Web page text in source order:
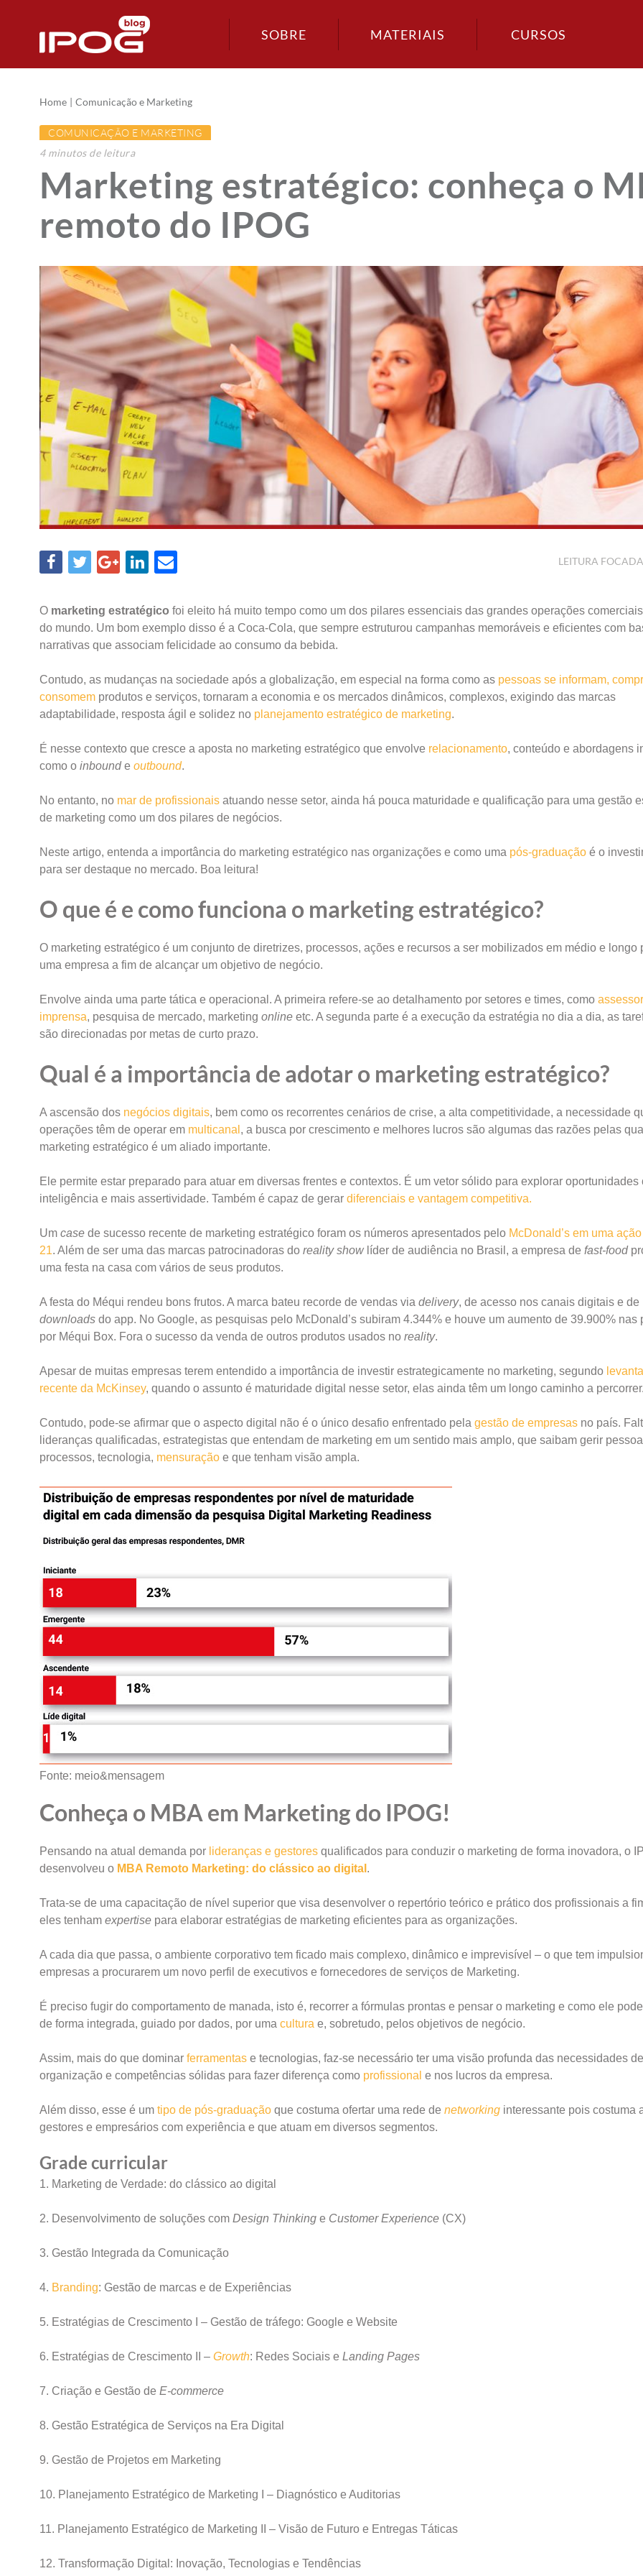
SOBRE MATERIAIS CURSOS
Home Comunicação e Marketing
COMUNICAÇÃO E MARKETING
4 minutosde leitura
Marketing estratégico: conheça o
remoto do IPOG
LEITURA FOCADA
O marketing estratégico foi eleito há muito tempo como um dos pilares essenciais das grandes operações
do mundo. Um bom exemplo disso é a Coca-Cola, que sempre estruturou campanhas memoráveis e eficientes com
narrativas que associam felicidade ao consumo da bebida.
Contudo, as mudanças na sociedade após a globalização, em especial na forma como as pessoas se informam,
consomem produtos e serviços, tornaram a economia e os mercados dinâmicos, complexos, exigindo das marcas
adaptabilidade, resposta ágil e solidez no planejamento estratégico de marketing.
É nesse contexto que cresce a aposta no marketing estratégico que envolve relacionamento, conteúdo e abordagens
como o inbounde outbound.
No entanto, no mar de profissionais atuando nesse setor, ainda há pouca maturidade e qualificação para uma gestão
de marketing como um dos pilares de negócios.
Neste artigo, entenda a importância do marketing estratégico nas organizações e como uma pós-graduação é o
para ser destaque no mercado. Boa leitura!
O que é e como funciona o marketing estratégico?
O marketing estratégico é um conjunto de diretrizes, processos, ações e recursos a ser mobilizados em médio e longo
uma empresa a fim de alcançar um objetivo de negócio.
Envolve ainda uma parte tática e operacional. A primeira refere-se ao detalhamento por setores e times, como
imprensa, pesquisa de mercado, marketing online etc. A segunda parte é a execução da estratégia no dia a dia, as
são direcionadas por metas de curto prazo.
Qual é a importância de adotar o marketing estratégico?
A ascensão dos negócios digitais, bem como os recorrentes cenários de crise, a alta competitividade, a necessidade
operações têm de operar em multicanal , a busca por crescimento e melhores lucros são algumas das razões pelas
marketing estratégico é um aliado importante.
Ele permite estar preparado para atuar em diversas frentes e contextos. É um vetor sólido para explorar oportunidades
inteligência e mais assertividade. Também é capaz de gerar diferenciais e vantagem competitiva.
Um case de sucesso recente de marketing estratégico foram os números apresentados pelo McDonald’s em uma
21. Além de ser uma das marcas patrocinadoras do reality showlíder de audiência no Brasil, a empresa de fast-food
uma festa na casa com vários de seus produtos.
A festa do Méqui rendeu bons frutos. A marca bateu recorde de vendas via delivery, de acesso nos canais digitais e de
downloads do app. No Google, as pesquisas pelo McDonald’s subiram 4.344% e houve um aumento de 39.900% nas
por Méqui Box. Fora o sucesso da venda de outros produtos usados no reality.
Apesar de muitas empresas terem entendido a importância de investir estrategicamente no marketing, segundo
recente da McKinsey, quando o assunto é maturidade digital nesse setor, elas ainda têm um longo caminho a percorrer.
Contudo, pode-se afirmar que o aspecto digital não é o único desafio enfrentado pela gestão de empresas no país.
lideranças qualificadas, estrategistas que entendam de marketing em um sentido mais amplo, que saibam gerir
processos, tecnologia, mensuração e que tenham visão ampla.
Fonte: meio&mensagem
Conheça o MBA em Marketing do IPOG!
Pensando na atual demanda por lideranças e gestores qualificados para conduzir o marketing de forma inovadora, o
desenvolveu o MBA Remoto Marketing: do clássico ao digital .
Trata-se de uma capacitação de nível superior que visa desenvolver o repertório teórico e prático dos profissionais a
eles tenham expertise para elaborar estratégias de marketing eficientes para as organizações.
A cada dia que passa, o ambiente corporativo tem ficado mais complexo, dinâmico e imprevisível – o que tem
empresas a procurarem um novo perfil de executivos e fornecedores de serviços de Marketing.
É preciso fugir do comportamento de manada, isto é, recorrer a fórmulas prontas e pensar o marketing e como ele
de forma integrada, guiado por dados, por uma cultura e, sobretudo, pelos objetivos de negócio.
Assim, mais do que dominar ferramentas e tecnologias, faz-se necessário ter uma visão profunda das necessidades
organização e competências sólidas para fazer diferença como profissional e nos lucros da empresa.
Além disso, esse é um tipo de pós-graduação que costuma ofertar uma rede de networking interessante pois costuma
gestores e empresários com experiência e que atuam em diversos segmentos.
Grade curricular
1. Marketing de Verdade: do clássico ao digital
2. Desenvolvimento de soluções com Design Thinking e Customer Experience (CX)
3. Gestão Integrada da Comunicação
4. Branding: Gestão de marcas e de Experiências
5. Estratégias de Crescimento I – Gestão de tráfego: Google e Website
6. Estratégias de Crescimento II – Growth: Redes Sociais e Landing Pages
7. Criação e Gestão de E-commerce
8. Gestão Estratégica de Serviços na Era Digital
9. Gestão de Projetos em Marketing
10. Planejamento Estratégico de Marketing I – Diagnóstico e Auditorias
11. Planejamento Estratégico de Marketing II – Visão de Futuro e Entregas Táticas
12. Transformação Digital: Inovação, Tecnologias e Tendências